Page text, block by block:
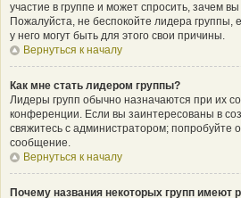
участие в группе и может спросить, зачем
Пожалуйста, не беспокойте лидера группы,
у него могут быть для этого свои причины.
Вернуться к началу
Как мне стать лидером группы?
Лидеры групп обычно назначаются при их
конференции. Если вы заинтересованы в
свяжитесь с администратором; попробуйте
сообщение.
Вернуться к началу
Почему названия некоторых групп имеют